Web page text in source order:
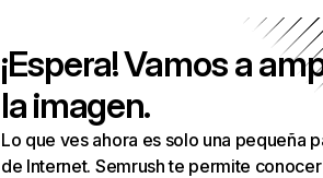
¡Espera! Vamos a
la imagen.
Lo que ves ahora es solo una pequeña
de Internet. Semrush te permite